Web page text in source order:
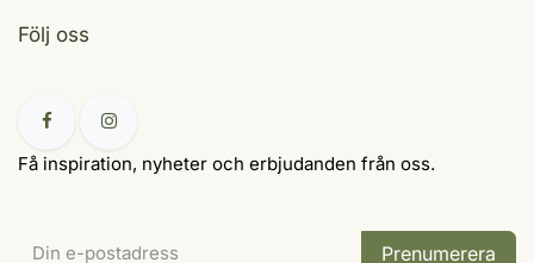
Följ oss
Få inspiration, nyheter och erbjudanden från oss.
Prenumerera